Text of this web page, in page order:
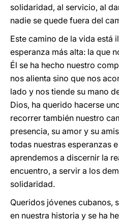
solidaridad, al servicio, al
nadie se quede fuera del
Este camino de la vida está
esperanza más alta: la que
Él se ha hecho nuestro
nos alienta sino que nos
lado y nos tiende su mano
Dios, ha querido hacerse
recorrer también nuestro
presencia, su amor y su
todas nuestras esperanzas
aprendemos a discernir la
encuentro, a servir a los
solidaridad.
Queridos jóvenes cubanos,
en nuestra historia y se ha